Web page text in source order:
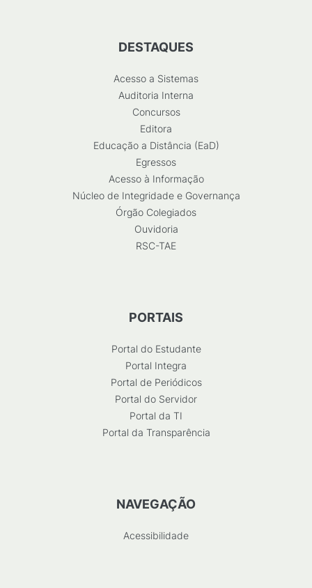
DESTAQUES
Acesso a Sistemas
Auditoria Interna
Concursos
Editora
Educação a Distância (EaD)
Egressos
Acesso à Informação
Núcleo de Integridade e Governança
Órgão Colegiados
Ouvidoria
RSC-TAE
PORTAIS
Portal do Estudante
Portal Integra
Portal de Periódicos
Portal do Servidor
Portal da TI
Portal da Transparência
NAVEGAÇÃO
Acessibilidade